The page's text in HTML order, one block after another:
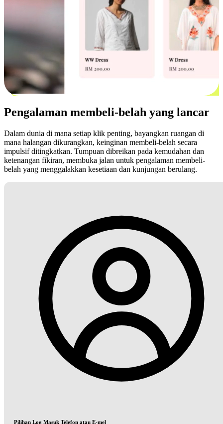
Pengalaman membeli-belah yang lancar
Dalam dunia di mana setiap klik penting, bayangkan ruangan di
mana halangan dikurangkan, keinginan membeli-belah secara
impulsif ditingkatkan. Tumpuan dibreikan pada kemudahan dan
ketenangan fikiran, membuka jalan untuk pengalaman membeli-
belah yang menggalakkan kesetiaan dan kunjungan berulang.
Pilihan Log Masuk Telefon atau E-mel